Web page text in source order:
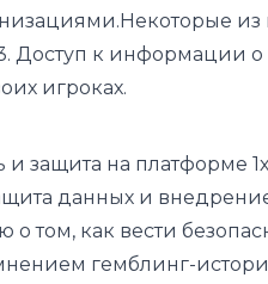
из
Доступ к информации
игроках.
и защита на платформе
данных и
том, как вести
гемблинг-